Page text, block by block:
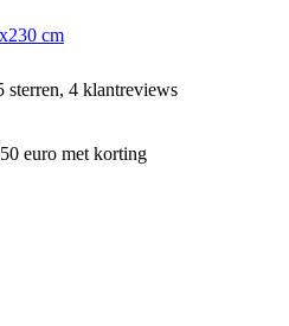
cm
sterren, 4 klantreviews
euro met korting